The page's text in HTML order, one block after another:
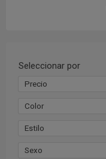
Seleccionar por
Precio
Color
Estilo
Sexo